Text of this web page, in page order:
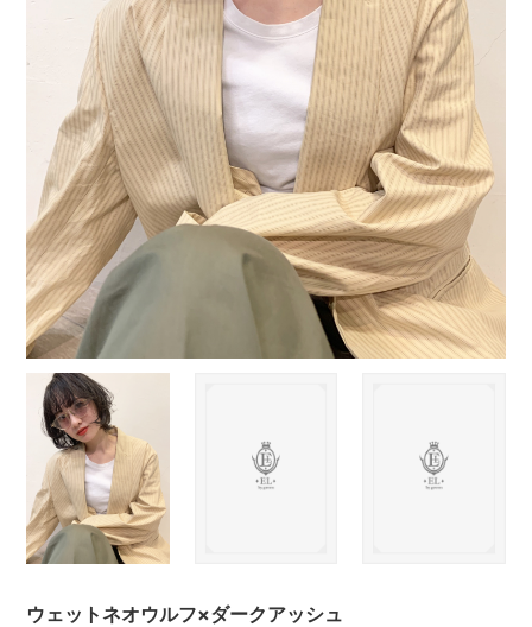
ウェットネオウルフ×ダークアッシュ